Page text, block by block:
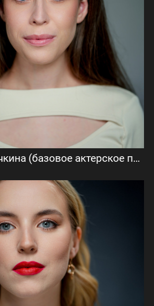
Софья Горячкина (базовое актерское портфолио)